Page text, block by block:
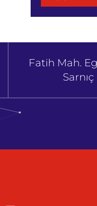
Fatih Mah.